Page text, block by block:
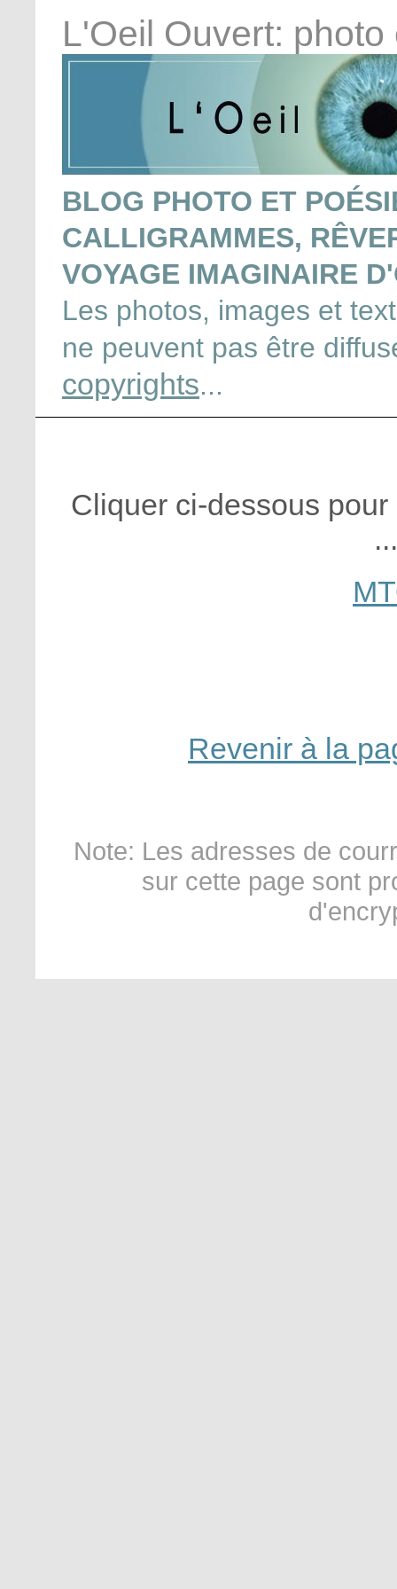
L'Oeil Ouvert: photo
BLOG PHOTO ET
CALLIGRAMMES,
VOYAGE IMAGINAIRE
Les photos, images et
ne peuvent pas être
copyrights...
Cliquer ci-dessous
...
Revenir à la
Note: Les adresses de
sur cette page sont